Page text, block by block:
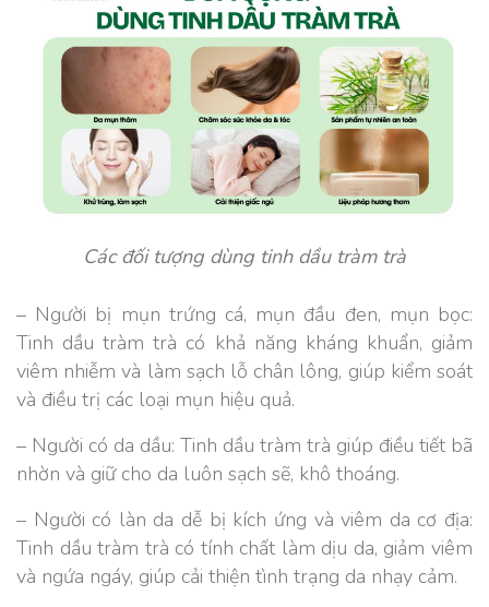
Các đối tượng dùng tinh dầu tràm trà
– Người bị mụn trứng cá, mụn đầu đen, mụn bọc:
Tinh dầu tràm trà có khả năng kháng khuẩn, giảm
viêm nhiễm và làm sạch lỗ chân lông, giúp kiểm soát
và điều trị các loại mụn hiệu quả.
– Người có da dầu: Tinh dầu tràm trà giúp điều tiết bã
nhờn và giữ cho da luôn sạch sẽ, khô thoáng.
– Người có làn da dễ bị kích ứng và viêm da cơ địa:
Tinh dầu tràm trà có tính chất làm dịu da, giảm viêm
và ngứa ngáy, giúp cải thiện tình trạng da nhạy cảm.